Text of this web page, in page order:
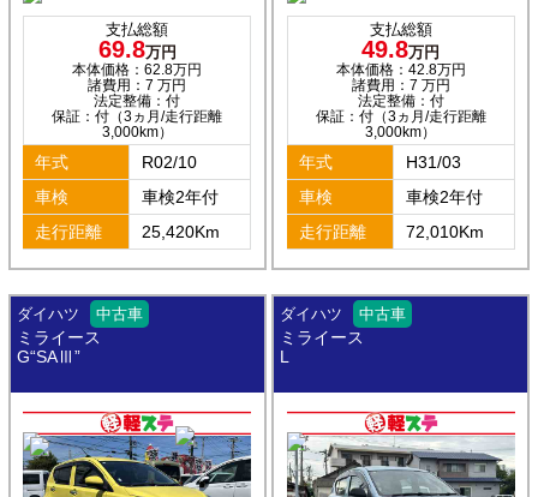
支払総額
69.8万円
本体価格：62.8万円
諸費用：7 万円
法定整備：付
保証：付（3ヵ月/走行距離
3,000km）
年式
R02/10
車検
車検2年付
走行距離
25,420Km
支払総額
49.8万円
本体価格：42.8万円
諸費用：7 万円
法定整備：付
保証：付（3ヵ月/走行距離
3,000km）
年式
H31/03
車検
車検2年付
走行距離
72,010Km
ダイハツ 中古車
ミライース
G“SAⅢ”
ダイハツ 中古車
ミライース
L